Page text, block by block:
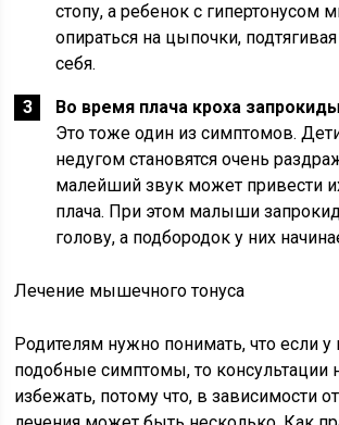
стопу, а ребенок с гипертонусом
опираться на цыпочки,
себя.
Во время плача кроха
Это тоже один из симптомов.
недугом становятся очень
малейший звук может привести
плача. При этом малыши
голову, а подбородок у них
Лечение мышечного тонуса
Родителям нужно понимать, что если у
подобные симптомы, то консультации
избежать, потому что, в зависимости